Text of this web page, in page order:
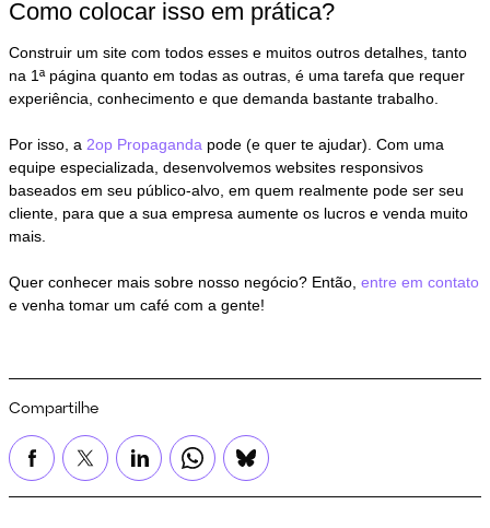
Como colocar isso em prática?
Construir um site com todos esses e muitos outros detalhes, tanto
na 1ª página quanto em todas as outras, é uma tarefa que requer
experiência, conhecimento e que demanda bastante trabalho.
Por isso, a 2op Propaganda pode (e quer te ajudar). Com uma
equipe especializada, desenvolvemos websites responsivos
baseados em seu público-alvo, em quem realmente pode ser seu
cliente, para que a sua empresa aumente os lucros e venda muito
mais.
Quer conhecer mais sobre nosso negócio? Então,entre em contato
e venha tomar um café com a gente!
Compartilhe